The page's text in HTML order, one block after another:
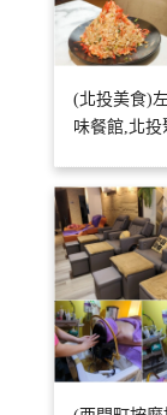
(北投美食)
味餐館,北